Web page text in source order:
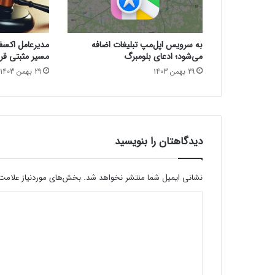
ت
ب
ل
ی
غ
ت
و
ی
ن
ی
پ
به سرویس اپل‌مپ تبلیغات اضافه
می‌شود؛ ادعای بلومبرگ
29 بهمن 1403
مدیرعامل
مسیر مثبتی
29 بهمن 1403
دیدگاهتان را بنویسید
نشانی ایمیل شما منتشر نخواهد شد. بخش‌های موردنیاز